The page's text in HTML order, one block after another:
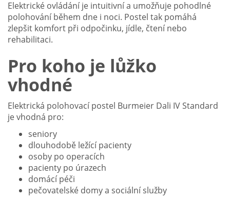
Elektrické ovládání je intuitivní a umožňuje pohodlné
polohování během dne i noci. Postel tak pomáhá
zlepšit komfort při odpočinku, jídle, čtení nebo
rehabilitaci.
Pro koho je lůžko
vhodné
Elektrická polohovací postel Burmeier Dali IV Standard
je vhodná pro:
seniory
dlouhodobě ležící pacienty
osoby po operacích
pacienty po úrazech
domácí péči
pečovatelské domy a sociální služby